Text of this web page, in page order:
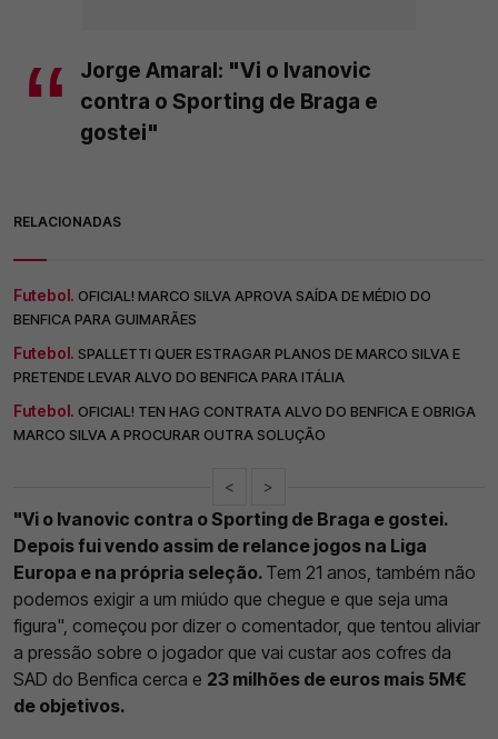
Jorge Amaral: "Vi o Ivanovic
contra o Sporting de Braga e
gostei"
RELACIONADAS
Futebol. OFICIAL! MARCO SILVA APROVA SAÍDA DE MÉDIO DO
BENFICA PARA GUIMARÃES
Futebol. SPALLETTI QUER ESTRAGAR PLANOS DE MARCO SILVA E
PRETENDE LEVAR ALVO DO BENFICA PARA ITÁLIA
Futebol. OFICIAL! TEN HAG CONTRATA ALVO DO BENFICA E OBRIGA
MARCO SILVA A PROCURAR OUTRA SOLUÇÃO
< >
"Vi o Ivanovic contra o Sporting de Braga e gostei.
Depois fui vendo assim de relance jogos na Liga
Europa e na própria seleção. Tem 21 anos, também não
podemos exigir a um miúdo que chegue e que seja uma
figura", começou por dizer o comentador, que tentou aliviar
a pressão sobre o jogador que vai custar aos cofres da
SAD do Benfica cerca e 23 milhões de euros mais 5M€
de objetivos.